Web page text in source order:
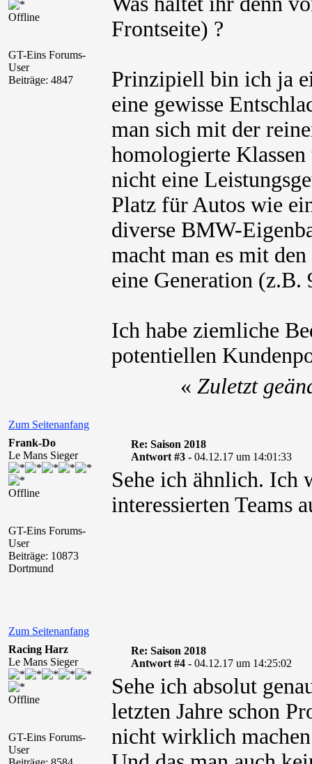
Offline
GT-Eins Forums-
User
Beiträge: 4847
Frontseite) ?
Prinzipiell bin ich ja
eine gewisse
man sich mit der
homologierte
nicht eine
Platz für Autos wie
diverse BMW-
macht man es mit
eine Generation (z.B.
Ich habe ziemliche
potentiellen
Zum Seitenanfang
« Zuletzt
Frank-Do
Le Mans Sieger
Offline
GT-Eins Forums-
User
Beiträge: 10873
Dortmund
Re: Saison 2018
Antwort #3 - 04.12.17 um 14:01:33
Sehe ich ähnlich. Ich
interessierten Teams
Zum Seitenanfang
Racing Harz
Le Mans Sieger
Offline
GT-Eins Forums-
User
Re: Saison 2018
Antwort #4 - 04.12.17 um 14:25:02
Sehe ich absolut
letzten Jahre schon
nicht wirklich